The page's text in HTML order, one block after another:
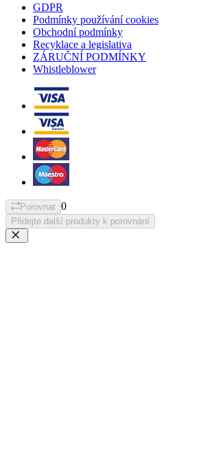
GDPR
Podmínky používání cookies
Obchodní podmínky
Recyklace a legislativa
ZÁRUČNÍ PODMÍNKY
Whistleblower
Porovnat 0
Přidejte další produkty k porovnání